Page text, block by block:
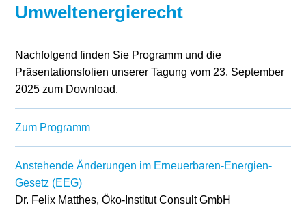
Speicher
Stromerzeugung
Wasserstoff
Forschungsnetzwerk
Bibliothek
Infomaterial
Schriften zum
Umweltenergierecht
Nachfolgend finden Sie Programm und die
Präsentationsfolien unserer Tagung vom 23. September
2025 zum Download.
Zum Programm
Anstehende Änderungen im Erneuerbaren-Energien-
Gesetz (EEG)
Dr. Felix Matthes, Öko-Institut Consult GmbH